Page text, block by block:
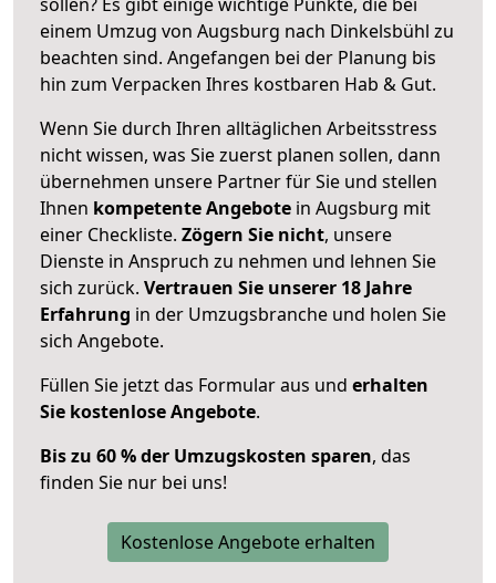
einem Umzug von Augsburg nach Dinkelsbühl zu
beachten sind. Angefangen bei der Planung bis
hin zum Verpacken Ihres kostbaren Hab & Gut.
Wenn Sie durch Ihren alltäglichen Arbeitsstress
nicht wissen, was Sie zuerst planen sollen, dann
übernehmen unsere Partner für Sie und stellen
Ihnen kompetente Angebote in Augsburg mit
einer Checkliste. Zögern Sie nicht, unsere
Dienste in Anspruch zu nehmen und lehnen Sie
sich zurück. Vertrauen Sie unserer 18 Jahre
Erfahrung in der Umzugsbranche und holen Sie
sich Angebote.
Füllen Sie jetzt das Formular aus und erhalten
Sie kostenlose Angebote.
Bis zu 60 % der Umzugskosten sparen, das
finden Sie nur bei uns!
Kostenlose Angebote erhalten